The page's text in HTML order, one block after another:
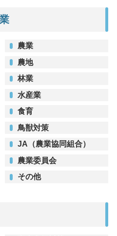
農業
農地
林業
水産業
食育
鳥獣対策
JA（農業協同組合）
農業委員会
その他